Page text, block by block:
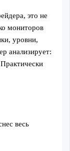
это не
мониторов
уровни,
анализирует:
весь